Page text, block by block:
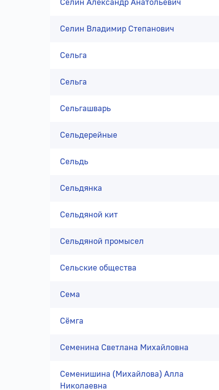
Селин Александр Анатольевич
Селин Владимир Степанович
Сельга
Сельга
Сельгашварь
Сельдерейные
Сельдь
Сельдянка
Сельдяной кит
Сельдяной промысел
Сельские общества
Сема
Сёмга
Семенина Светлана Михайловна
Семенишина (Михайлова) Алла
Николаевна